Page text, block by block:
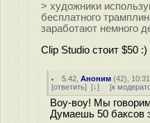
> художники
бесплатного
заработают немного
Clip Studio стоит $50 :)
5.42 ,Аноним (42),
[ответить] [↓] [к
Воу-воу! Мы
Думаешь 50 баксов